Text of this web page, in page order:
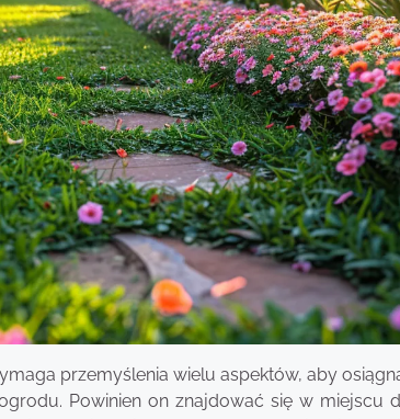
przemyślenia wielu aspektów, aby
Powinien on znajdować się w miejscu